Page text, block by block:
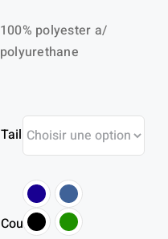
100% polyester a/
polyurethane
Taille
Couleur